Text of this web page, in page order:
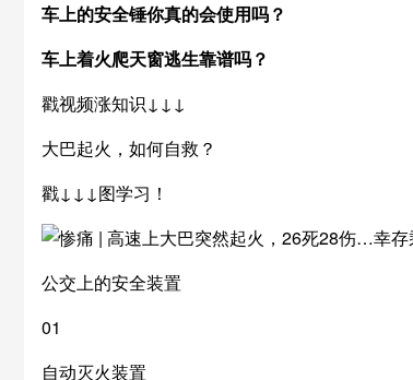
车上的安全锤你真的会使用吗？
车上着火爬天窗逃生靠谱吗？
戳视频涨知识↓↓↓
大巴起火，如何自救？
戳↓↓↓图学习！
公交上的安全装置
01
自动灭火装置